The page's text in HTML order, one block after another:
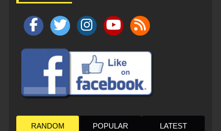
RANDOM POPULAR LATEST